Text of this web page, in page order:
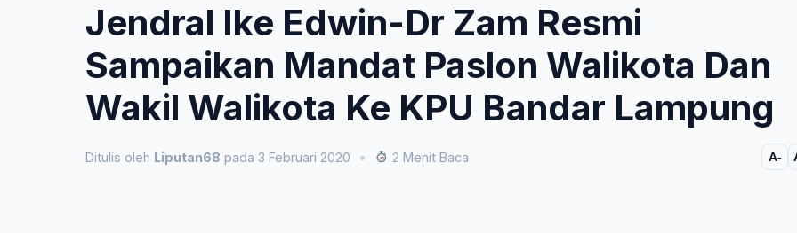
Jendral Ike Edwin-Dr Zam Resmi
Sampaikan Mandat Paslon Walikota Dan
Wakil Walikota Ke KPU Bandar Lampung
Ditulis oleh Liputan68 pada 3 Februari 2020 • 2 Menit Baca A-